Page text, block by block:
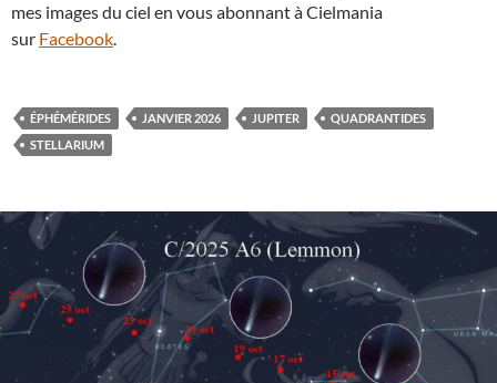
mes images du ciel en vous abonnant à Cielmania
sur Facebook.
ÉPHÉMÉRIDES JANVIER 2026 JUPITER
QUADRANTIDES
STELLARIUM